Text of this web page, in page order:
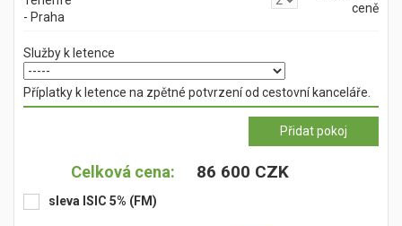
- Praha
ceně
Služby k letence
Příplatky k letence na zpětné potvrzení od cestovní kanceláře.
Celková cena: 86 600 CZK
sleva ISIC 5% (FM)